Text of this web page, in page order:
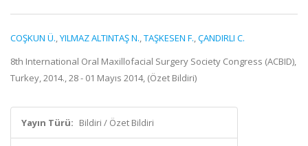
COŞKUN Ü.,YILMAZ ALTINTAŞ N.,TAŞKESEN F.,ÇANDIRLI C.
8th International Oral Maxillofacial Surgery Society Congress (ACBID),
Turkey, 2014., 28 - 01 Mayıs 2014, (Özet Bildiri)
Yayın Türü: Bildiri / Özet Bildiri